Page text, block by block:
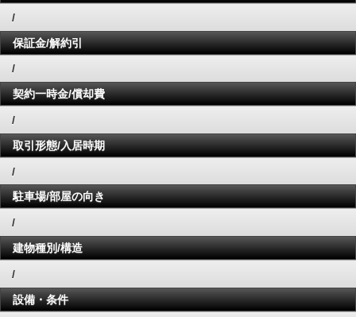
/
保証金/解約引
/
契約一時金/償却費
/
取引形態/入居時期
/
駐車場/部屋の向き
/
建物種別/構造
/
設備・条件